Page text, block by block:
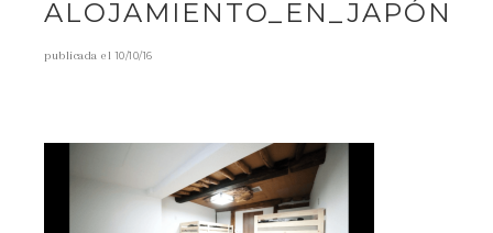
ALOJAMIENTO_EN_JAPÓN
publicada el10/10/16